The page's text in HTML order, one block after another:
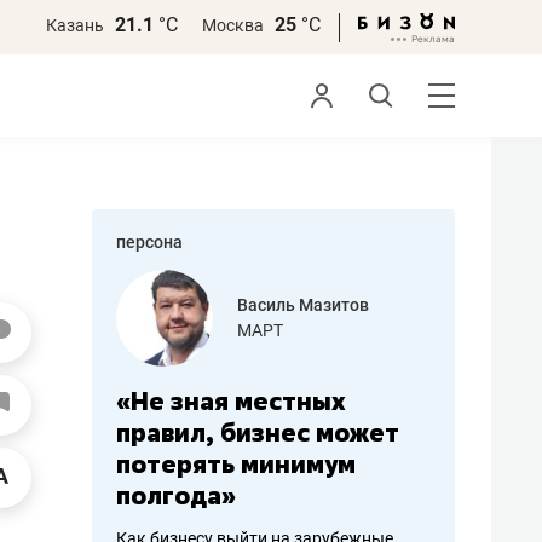
Казань 21.1 °С Москва 25 °С
персона
работа
Василь Мазитов
МАРТ
«Не зная местных
правил, бизнес может
потерять минимум
полгода»